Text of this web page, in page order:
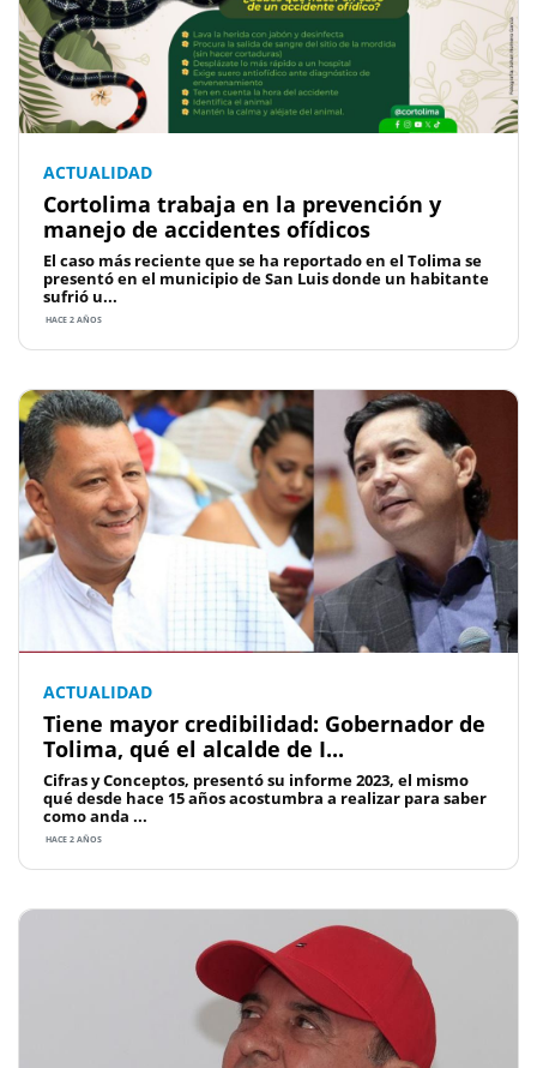
ACTUALIDAD
Cortolima trabaja en la prevención y
manejo de accidentes ofídicos
El caso más reciente que se ha reportado en el Tolima se
presentó en el municipio de San Luis donde un habitante
sufrió u...
HACE 2 AÑOS
ACTUALIDAD
Tiene mayor credibilidad: Gobernador de
Tolima, qué el alcalde de I...
Cifras y Conceptos, presentó su informe 2023, el mismo
qué desde hace 15 años acostumbra a realizar para saber
como anda ...
HACE 2 AÑOS